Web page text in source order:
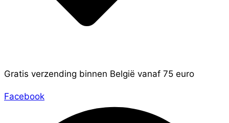
Gratis verzending binnen België vanaf 75 euro
Facebook